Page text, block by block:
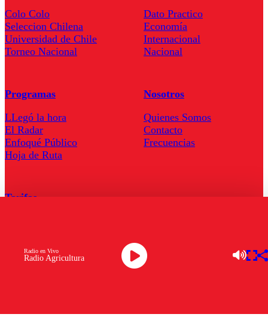
Radio Agricultura
Radio en Vivo
Colo Colo
Seleccion Chilena
Universidad de Chile
Torneo Nacional
Dato Practico
Economía
Internacional
Nacional
Programas
LLegó la hora
El Radar
Enfoqué Público
Hoja de Ruta
Nosotros
Quienes Somos
Contacto
Frecuencias
Tarifas
Descarga la APP